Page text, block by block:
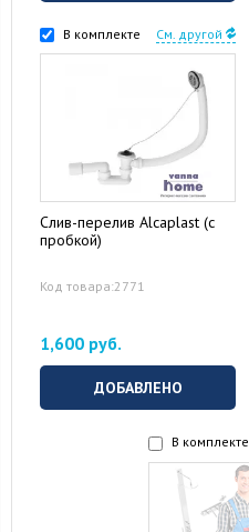
В комплекте См. другой
Слив-перелив Alcaplast (с
пробкой)
Код товара:2771
1,600 руб.
ДОБАВЛЕНО
В комплекте